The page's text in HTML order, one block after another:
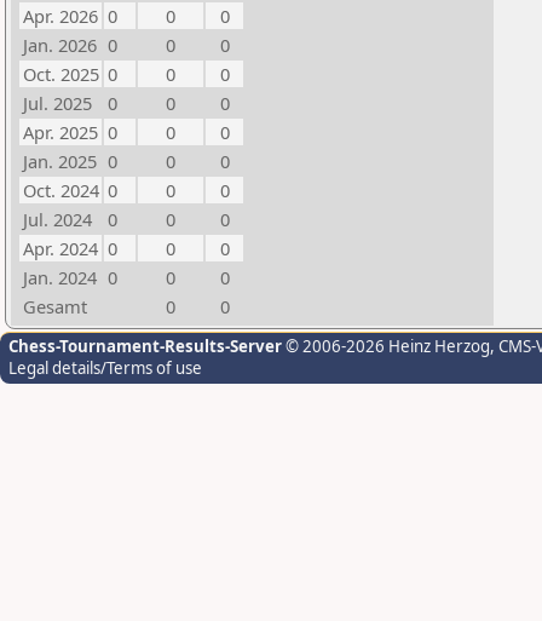
Apr. 2026 0 0
0
Jan. 2026 0 0
0
Oct. 2025 0 0
0
Jul. 2025
0 0
0
Apr. 2025 0 0
0
Jan. 2025 0 0
0
Oct. 2024 0 0
0
Jul. 2024
0 0
0
Apr. 2024 0 0
0
Jan. 2024 0 0
0
Gesamt
0 0
Chess-Tournament-Results-Server© 2006-2026 Heinz Herzog,
Legal details/Terms of use